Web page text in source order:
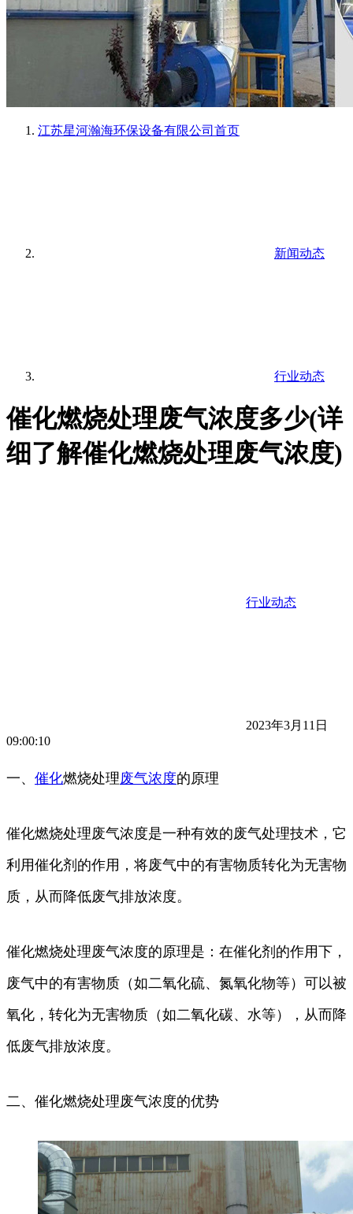
江苏星河瀚海环保设备有限公司 首页
新闻动态
行业动态
催化燃烧处理废气浓度多少(详
细了解催化燃烧处理废气浓度)
行业动态
2023年3月11日
09:00:10
一、 催化燃烧处理废气浓度的原理
催化燃烧处理废气浓度是一种有效的废气处理技术，它
利用催化剂的作用，将废气中的有害物质转化为无害物
质，从而降低废气排放浓度。
催化燃烧处理废气浓度的原理是：在催化剂的作用下，
废气中的有害物质（如二氧化硫、氮氧化物等）可以被
氧化，转化为无害物质（如二氧化碳、水等），从而降
低废气排放浓度。
二、催化燃烧处理废气浓度的优势